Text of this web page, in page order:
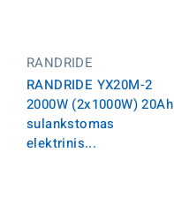
RANDRIDE
RANDRIDE YX20M-2
2000W (2x1000W) 20Ah
sulankstomas
elektrinis...